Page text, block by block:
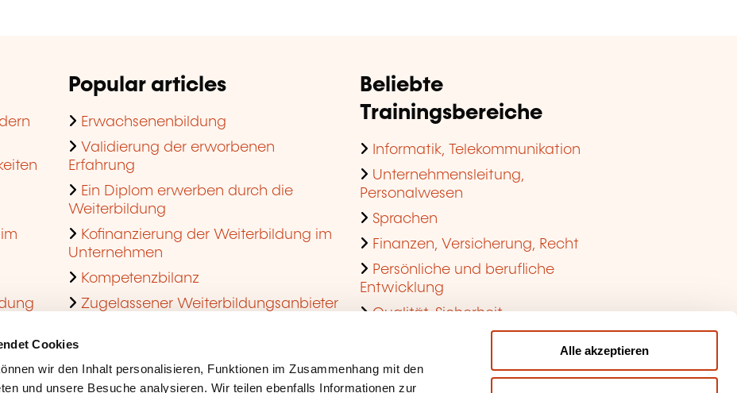
Cookies
wir den Inhalt personalisieren, Funktionen im Zusammenhang mit den
und unsere Besuche analysieren. Wir teilen ebenfalls Informationen zur
Alle akzeptieren
Popular articles
Erwachsenenbildung
Validierung der erworbenen
Erfahrung
Ein Diplom erwerben durch die
Weiterbildung
Kofinanzierung der Weiterbildung im
Unternehmen
Kompetenzbilanz
Zugelassener Weiterbildungsanbieter
Beliebte
Trainingsbereiche
Informatik, Telekommunikation
Unternehmensleitung,
Personalwesen
Sprachen
Finanzen, Versicherung, Recht
Persönliche und berufliche
Entwicklung
Qualität, Sicherheit